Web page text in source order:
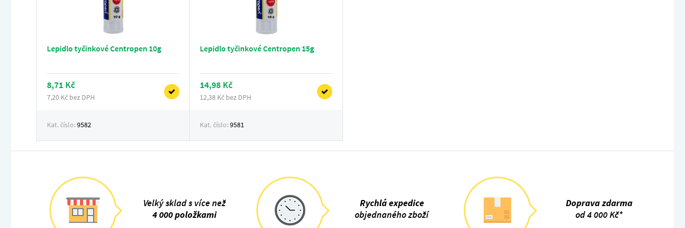
Lepidlo tyčinkové Centropen 10g
8,71 Kč
7,20 Kč bez DPH
Kat. číslo:9582
Lepidlo tyčinkové Centropen 15g
14,98 Kč
12,38 Kč bez DPH
Kat. číslo:9581
Velký sklad s více než
4 000 položkami
Rychlá expedice
objednaného zboží
Doprava zdarma
od 4 000 Kč*